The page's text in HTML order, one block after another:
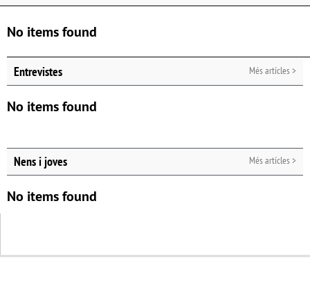
No items found
Entrevistes Més artícles >
No items found
Nens i joves Més artícles >
No items found